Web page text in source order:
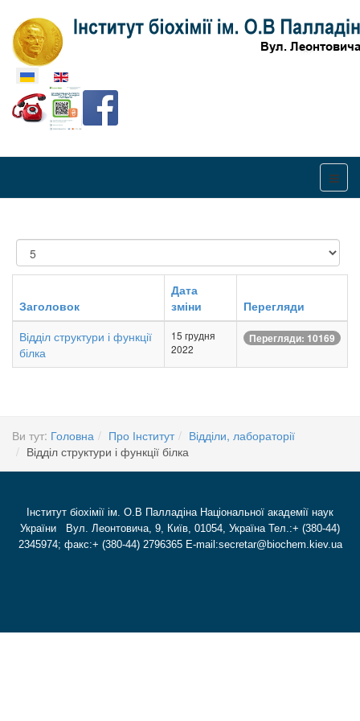
Оберіть свою мову
Показувати
Заголовок
Дата
зміни
Перегляди
Відділ структури і функції
білка
15 грудня
2022
Перегляди: 10169
Ви тут: Головна Про Інститут
Відділи, лабораторії
Відділ структури і функції білка
Інститут біохімії ім. О.В Палладіна Національної академії наук
України Вул. Леонтовича, 9, Київ, 01054, Україна Тел.:+ (380-44)
2345974; факс:+ (380-44) 2796365 E-mail:secretar@biochem.kiev.ua